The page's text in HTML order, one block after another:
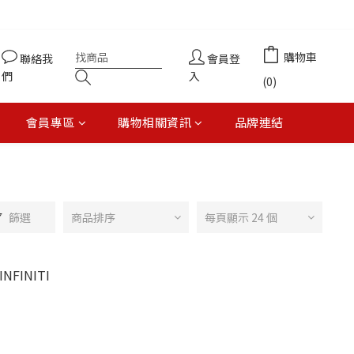
聯絡我
們
會員登
入
購物車
(0)
會員專區 購物相關資訊 品牌連結
篩選 商品排序 每頁顯示 24 個